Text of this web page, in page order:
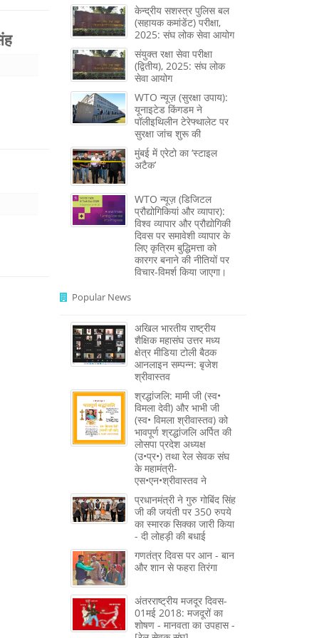
केन्द्रीय सशस्‍त्र पुलिस बल
(सहायक कमांडेंट) परीक्षा,
2025: संघ लोक सेवा आयोग
संयुक्त रक्षा सेवा परीक्षा
(द्वितीय), 2025: संघ लोक
सेवा आयोग
WTO न्यूज़ (सुरक्षा उपाय):
यूनाइटेड किंगडम ने
पॉलीइथिलीन टेरेफ्थालेट पर
सुरक्षा जांच शुरू की
मुंबई में एरेटो का ‘स्टाइल
अटैक’
WTO न्यूज़ (डिजिटल
प्रौद्योगिकियां और व्यापार):
विश्व व्यापार और प्रौद्योगिकी
दिवस पर समावेशी व्यापार के
लिए कृत्रिम बुद्धिमत्ता को
कारगर बनाने की नीतियों पर
विचार-विमर्श किया जाएगा।
Popular News
अखिल भारतीय राष्ट्रीय
शैक्षिक महासंघ उत्तर मध्य
क्षेत्र मीडिया टोली बैठक
आनलाइन सम्पन्न: बृजेश
श्रीवास्तव
श्रद्धांजलि: मामी जी (स्व•
विमला देवी) और भाभी जी
(स्व• विमला श्रीवास्तव) को
भावपूर्ण श्रद्धांजलि अर्पित की
लोसपा प्रदेश अध्यक्ष
(उ•प्र•) तथा रेल सेवक संघ
के महामंत्री-
एस•एन•श्रीवास्तव ने
प्रधानमंत्री ने गुरु गोबिंद सिंह
जी की जयंती पर 350 रुपये
का स्मारक सिक्का जारी किया
- दी लोहड़ी की बधाई
गणतंत्र दिवस पर आन - बान
और शान से फहरा तिरंगा
अंतरराष्ट्रीय मजदूर दिवस-
01मई 2018: मजदूरों का
शोषण - मानवता का उपहास -